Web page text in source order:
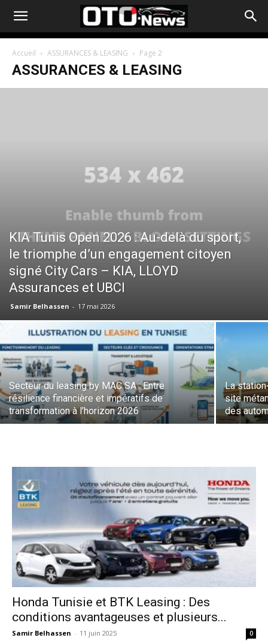
Accueil ASSURANCES & LEASING Page 2
ASSURANCES & LEASING
KIA Tunis Open 2026 : Au-delà du sport,
le triomphe d’un engagement citoyen
signé City Cars – KIA, LLOYD
Assurances et UBCI
Samir Belhassen - 17 mai 2026
Secteur du leasing by MAC SA : Entre
résilience financière et impératifs de
transformation à l’horizon 2026
La
site
des
Honda Tunisie et BTK Leasing : Des
conditions avantageuses et plusieurs...
Samir Belhassen - 11 juin 2025 0